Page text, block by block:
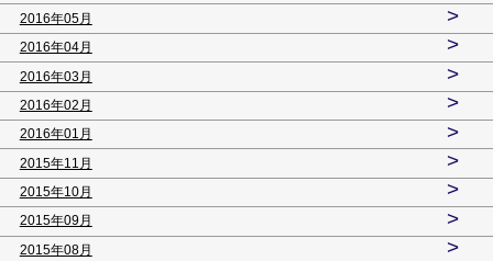
2016年05月 >
2016年04月 >
2016年03月 >
2016年02月 >
2016年01月 >
2015年11月 >
2015年10月 >
2015年09月 >
2015年08月 >